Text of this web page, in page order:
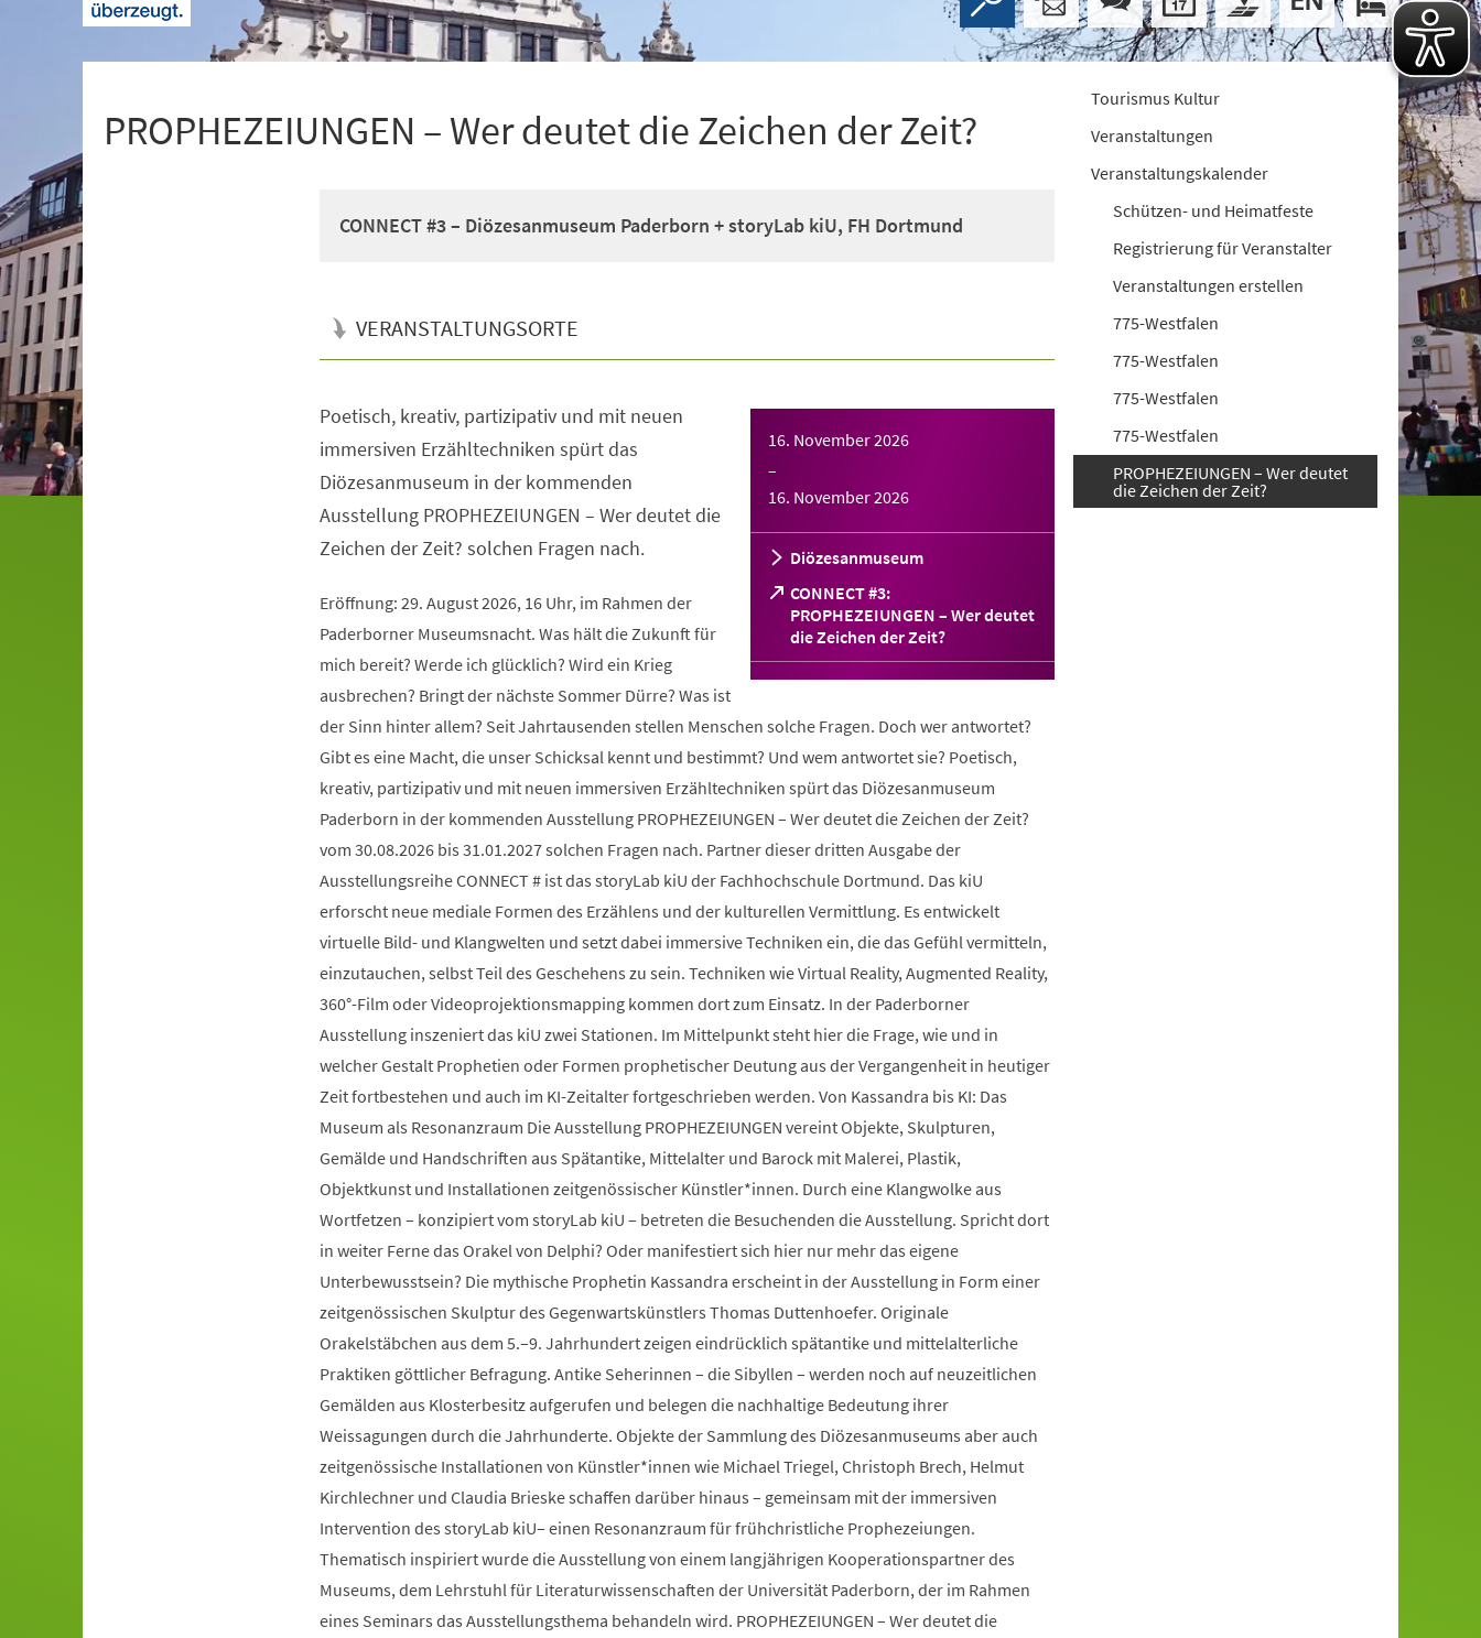
PROPHEZEIUNGEN – Wer deutet die Zeichen der Zeit?
CONNECT #3 – Diözesanmuseum Paderborn + storyLab kiU, FH Dortmund
VERANSTALTUNGSORTE
16. November 2026
–
16. November 2026
Diözesanmuseum
CONNECT #3:
PROPHEZEIUNGEN – Wer deutet
die Zeichen der Zeit?
(Öffnet
in
einem
Tab)
Poetisch, kreativ, partizipativ und mit neuen
immersiven Erzähltechniken spürt das
Diözesanmuseum in der kommenden
Ausstellung PROPHEZEIUNGEN – Wer deutet die
Zeichen der Zeit? solchen Fragen nach.
Eröffnung: 29. August 2026, 16 Uhr, im Rahmen der
Paderborner Museumsnacht. Was hält die Zukunft für
mich bereit? Werde ich glücklich? Wird ein Krieg
ausbrechen? Bringt der nächste Sommer Dürre? Was ist
der Sinn hinter allem? Seit Jahrtausenden stellen Menschen solche Fragen. Doch wer antwortet?
Gibt es eine Macht, die unser Schicksal kennt und bestimmt? Und wem antwortet sie? Poetisch,
kreativ, partizipativ und mit neuen immersiven Erzähltechniken spürt das Diözesanmuseum
Paderborn in der kommenden Ausstellung PROPHEZEIUNGEN – Wer deutet die Zeichen der Zeit?
vom 30.08.2026 bis 31.01.2027 solchen Fragen nach. Partner dieser dritten Ausgabe der
Ausstellungsreihe CONNECT # ist das storyLab kiU der Fachhochschule Dortmund. Das kiU
erforscht neue mediale Formen des Erzählens und der kulturellen Vermittlung. Es entwickelt
virtuelle Bild- und Klangwelten und setzt dabei immersive Techniken ein, die das Gefühl vermitteln,
einzutauchen, selbst Teil des Geschehens zu sein. Techniken wie Virtual Reality, Augmented Reality,
360°-Film oder Videoprojektionsmapping kommen dort zum Einsatz. In der Paderborner
Ausstellung inszeniert das kiU zwei Stationen. Im Mittelpunkt steht hier die Frage, wie und in
welcher Gestalt Prophetien oder Formen prophetischer Deutung aus der Vergangenheit in heutiger
Zeit fortbestehen und auch im KI-Zeitalter fortgeschrieben werden. Von Kassandra bis KI: Das
Museum als Resonanzraum Die Ausstellung PROPHEZEIUNGEN vereint Objekte, Skulpturen,
Gemälde und Handschriften aus Spätantike, Mittelalter und Barock mit Malerei, Plastik,
Objektkunst und Installationen zeitgenössischer Künstler*innen. Durch eine Klangwolke aus
Wortfetzen – konzipiert vom storyLab kiU – betreten die Besuchenden die Ausstellung. Spricht dort
in weiter Ferne das Orakel von Delphi? Oder manifestiert sich hier nur mehr das eigene
Unterbewusstsein? Die mythische Prophetin Kassandra erscheint in der Ausstellung in Form einer
zeitgenössischen Skulptur des Gegenwartskünstlers Thomas Duttenhoefer. Originale
Orakelstäbchen aus dem 5.–9. Jahrhundert zeigen eindrücklich spätantike und mittelalterliche
Praktiken göttlicher Befragung. Antike Seherinnen – die Sibyllen – werden noch auf neuzeitlichen
Gemälden aus Klosterbesitz aufgerufen und belegen die nachhaltige Bedeutung ihrer
Weissagungen durch die Jahrhunderte. Objekte der Sammlung des Diözesanmuseums aber auch
zeitgenössische Installationen von Künstler*innen wie Michael Triegel, Christoph Brech, Helmut
Kirchlechner und Claudia Brieske schaffen darüber hinaus – gemeinsam mit der immersiven
Intervention des storyLab kiU– einen Resonanzraum für frühchristliche Prophezeiungen.
Thematisch inspiriert wurde die Ausstellung von einem langjährigen Kooperationspartner des
Museums, dem Lehrstuhl für Literaturwissenschaften der Universität Paderborn, der im Rahmen
eines Seminars das Ausstellungsthema behandeln wird. PROPHEZEIUNGEN – Wer deutet die
Tourismus Kultur
Veranstaltungen
Veranstaltungskalender
Schützen- und Heimatfeste
Registrierung für Veranstalter
Veranstaltungen erstellen
775-Westfalen
775-Westfalen
775-Westfalen
775-Westfalen
PROPHEZEIUNGEN – Wer deutet
die Zeichen der Zeit?